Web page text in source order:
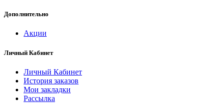
Дополнительно
Акции
Личный Кабинет
Личный Кабинет
История заказов
Мои закладки
Рассылка